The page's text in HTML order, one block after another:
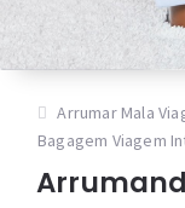
Arrumar Mala
Bagagem Viagem